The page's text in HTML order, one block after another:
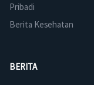
Pribadi
Berita Kesehatan
BERITA